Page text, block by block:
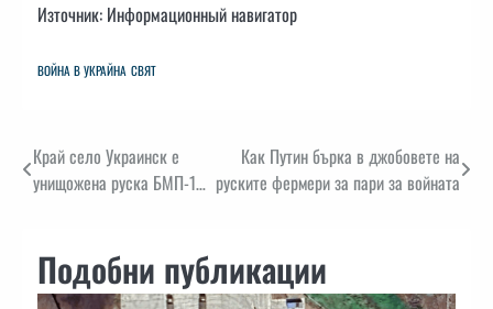
Източник: Информационный навигатор
ВОЙНА В УКРАЙНА СВЯТ
Навигация
Край село Украинск е
унищожена руска БМП-1…
Как Путин бърка в джобовете на
руските фермери за пари за войната
Подобни публикации